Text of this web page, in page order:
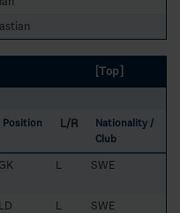
[Top]
Position L/R
Nationality /
Club
GK L SWE
LD L SWE